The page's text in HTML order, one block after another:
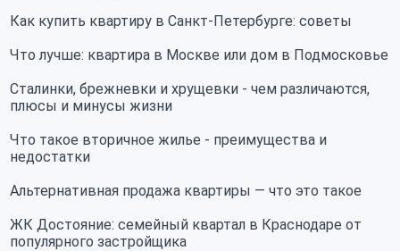
Как купить квартиру в Санкт-Петербурге: советы
Что лучше: квартира в Москве или дом в Подмосковье
Сталинки, брежневки и хрущевки - чем различаются,
плюсы и минусы жизни
Что такое вторичное жилье - преимущества и
недостатки
Альтернативная продажа квартиры — что это такое
ЖК Достояние: семейный квартал в Краснодаре от
популярного застройщика